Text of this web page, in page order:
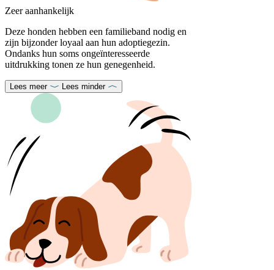
Zeer aanhankelijk
Deze honden hebben een familieband nodig en
zijn bijzonder loyaal aan hun adoptiegezin.
Ondanks hun soms ongeïnteresseerde
uitdrukking tonen ze hun genegenheid.
Lees meer Lees minder